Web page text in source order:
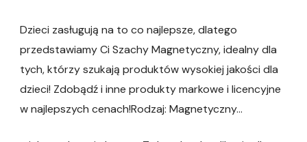
Dzieci zasługują na to co najlepsze, dlatego
przedstawiamy Ci Szachy Magnetyczny, idealny dla
tych, którzy szukają produktów wysokiej jakości dla
dzieci! Zdobądź i inne produkty markowe i licencyjne
w najlepszych cenach!Rodzaj: Magnetyczny…